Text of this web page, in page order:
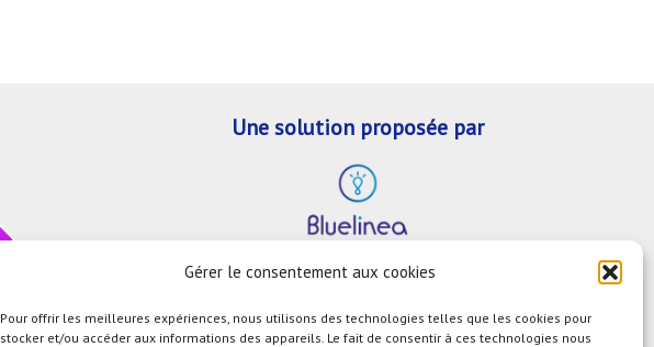
Gérer le consentement aux cookies
Pour offrir les meilleures expériences, nous utilisons des technologies telles que les cookies pour
stocker et/ou accéder aux informations des appareils. Le fait de consentir à ces technologies nous
Une solution proposée par
En savoir plus sur le test d'éligibilité
Connaitre Bluelinea